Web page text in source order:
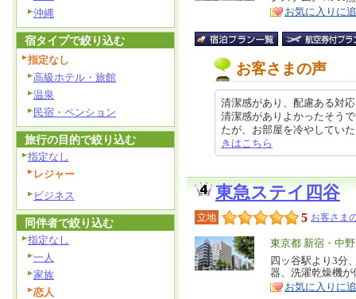
徴
お気に入りに
お客さまの声
清潔感があり、配慮ある対
清潔感がありよかったそう
たが、お部屋を冷やしてい
きはこちら
東急ステイ四谷
立地 5 お客さま
エ
リ
ア
東京都 新宿・中
特
徴
四ッ谷駅より3分
器、洗濯乾燥機
お気に入りに
沖縄
宿タイプで絞り込む
指定なし
高級ホテル・旅館
温泉
民宿・ペンション
旅行の目的で絞り込む
指定なし
レジャー
ビジネス
同伴者で絞り込む
指定なし
一人
家族
恋人